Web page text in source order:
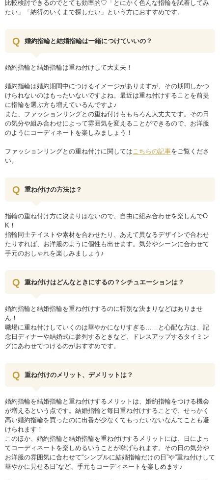
比較検討できるのでとても効率的♡「とにかく色んな指輪を試着してみ
たい」「納得のいくまで探したい」という方におすすめです。
婚約指輪と結婚指輪は一緒につけていいの？
婚約指輪と結婚指輪は重ね付けして大丈夫！
婚約指輪は婚約期間中につけるイメージがありますが、その期間しかつ
けられないのはもったいないですよね。最近は重ね付けすることを前提
に指輪を選ぶ方も増えているんですよ♪
また、ファッションリングとの重ね付けももちろん大丈夫です。その日
の気分や組み合わせによって雰囲気を変えることができるので、お洋服
のようにコーディネートを楽しみましょう！
ファッションリングとの重ね付けに関しては こちらの記事をご覧くださ
い。
重ね付けの方法は？
指輪の重ね付け方に決まりはないので、自由に組み合わせを楽しんでO
K！
指輪同士テイストや素材を合わせたり、あえて異なるデザインで合わせ
たりすれば、お洋服のように個性も出せます。気分やシーンに合わせて
手元のおしゃれを楽しみましょう♪
重ね付けはどんなときにするの？シチュエーションは？
婚約指輪と結婚指輪を重ね付けするのに特別な決まりなどはありませ
ん！
職場に重ね付けしていくのは華やかになりすぎる……と心配な方は、記
念日ディナーや結婚式に参列するときなど、ドレスアップするタイミン
グにあわせてつけるのがおすすめです。
重ね付けのメリット、デメリットは？
婚約指輪を結婚指輪と重ね付けするメリットは、婚約指輪をつける機会
が増えるという点です。結婚指輪と毎日重ね付けすることで、せっかく
高い婚約指輪を買ったのに出番が少なくてもったいないなんてことも避
けられます！
このほか、婚約指輪と結婚指輪を重ね付けするメリットには、日によっ
てコーディネートを楽しめるいうことが挙げられます。その日の気分や
お洋服の雰囲気に合わせて“シンプルに結婚指輪だけの日”や“重ね付けして
華やかに見せる日”など、手元もコーディネートを楽しめます♪